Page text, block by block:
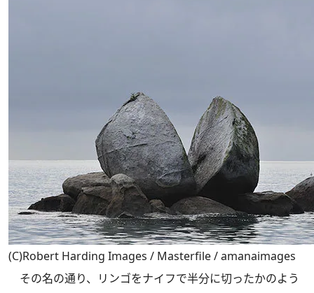
(C)Robert Harding Images / Masterfile / amanaimages
その名の通り、リンゴをナイフで半分に切ったかのよう